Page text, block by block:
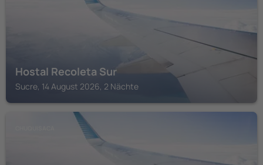
Hostal Recoleta Sur
Sucre, 14 August 2026, 2 Nächte